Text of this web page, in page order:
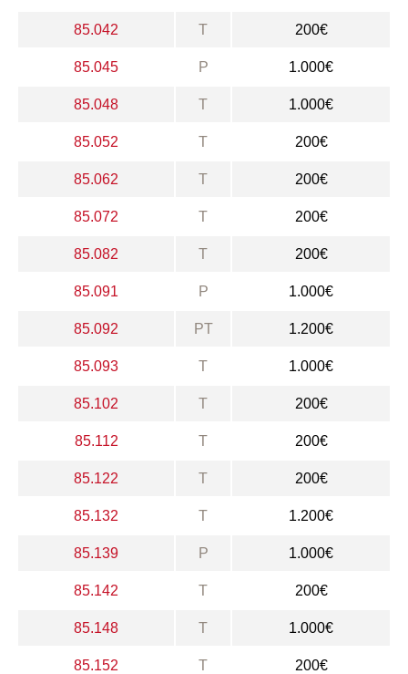
85.042 T 200€
85.045 P 1.000€
85.048 T 1.000€
85.052 T 200€
85.062 T 200€
85.072 T 200€
85.082 T 200€
85.091 P 1.000€
85.092 PT 1.200€
85.093 T 1.000€
85.102 T 200€
85.112 T 200€
85.122 T 200€
85.132 T 1.200€
85.139 P 1.000€
85.142 T 200€
85.148 T 1.000€
85.152 T 200€